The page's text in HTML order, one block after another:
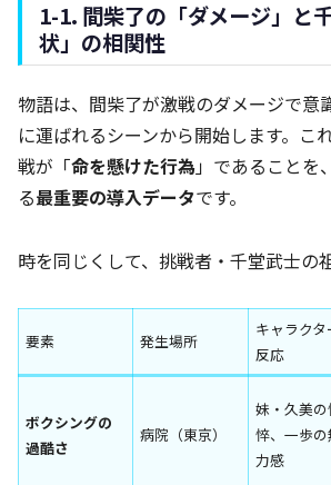
1-1. 間柴了の「ダメージ」と
状」の相関性
物語は、間柴了が激戦のダメージで意
に運ばれるシーンから開始します。こ
戦が「命を懸けた行為」であることを
る最重要の導入データです。
時を同じくして、挑戦者・千堂武士の
要素 発生場所
キャラクタ
反応
ボクシングの
過酷さ
病院（東京）
妹・久美の
悴、一歩の
力感